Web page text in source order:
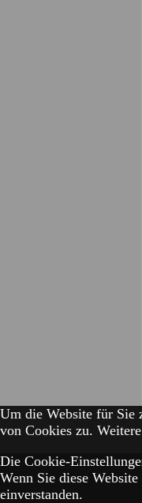
Um die Website für Sie
von Cookies zu.
Die Cookie-
Wenn Sie diese
einverstanden.